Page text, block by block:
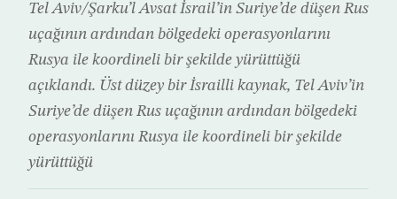
Tel Aviv/Şarku’l Avsat İsrail’in Suriye’de düşen Rus
uçağının ardından bölgedeki operasyonlarını
Rusya ile koordineli bir şekilde yürüttüğü
açıklandı. Üst düzey bir İsrailli kaynak, Tel Aviv’in
Suriye’de düşen Rus uçağının ardından bölgedeki
operasyonlarını Rusya ile koordineli bir şekilde
yürüttüğü